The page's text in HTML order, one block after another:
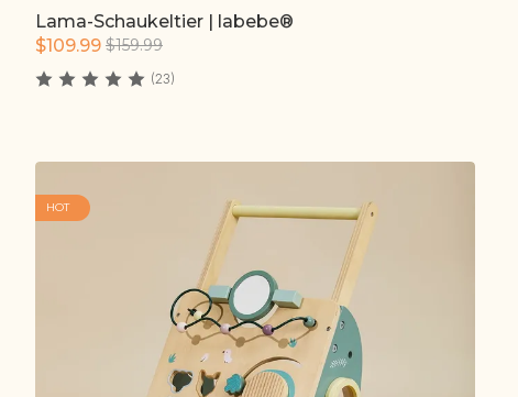
Lama-Schaukeltier | labebe®
$109.99 $159.99
(23)
HOT